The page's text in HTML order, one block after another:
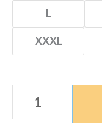
L
XXXL